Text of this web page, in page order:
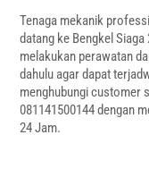
Tenaga mekanik
datang ke Bengkel
melakukan perawatan
dahulu agar dapat
menghubungi customer
081141500144 dengan
24 Jam.